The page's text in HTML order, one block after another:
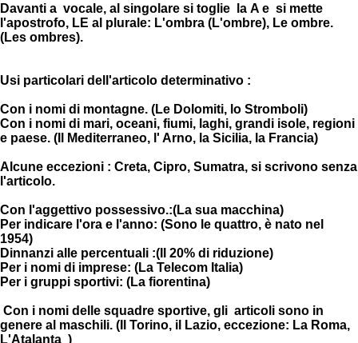
Davanti a vocale, al singolare si toglie la A e si mette
l'apostrofo, LE al plurale: L'ombra (L'ombre), Le ombre.
(Les ombres).
Usi particolari dell'articolo determinativo :
Con i nomi di montagne. (Le Dolomiti, lo Stromboli)
Con i nomi di mari, oceani, fiumi, laghi, grandi isole, regioni
e paese. (Il Mediterraneo, l' Arno, la Sicilia, la Francia)
Alcune eccezioni : Creta, Cipro, Sumatra, si scrivono senza
l'articolo.
Con l'aggettivo possessivo.:(La sua macchina)
Per indicare l'ora e l'anno: (Sono le quattro, è nato nel
1954)
Dinnanzi alle percentuali :(Il 20% di riduzione)
Per i nomi di imprese: (La Telecom Italia)
Per i gruppi sportivi: (La fiorentina)
Con i nomi delle squadre sportive, gli articoli sono in
genere al maschili. (Il Torino, il Lazio, eccezione: La Roma,
L'Atalanta )